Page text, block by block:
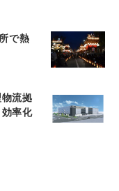
で熱
流拠
率化